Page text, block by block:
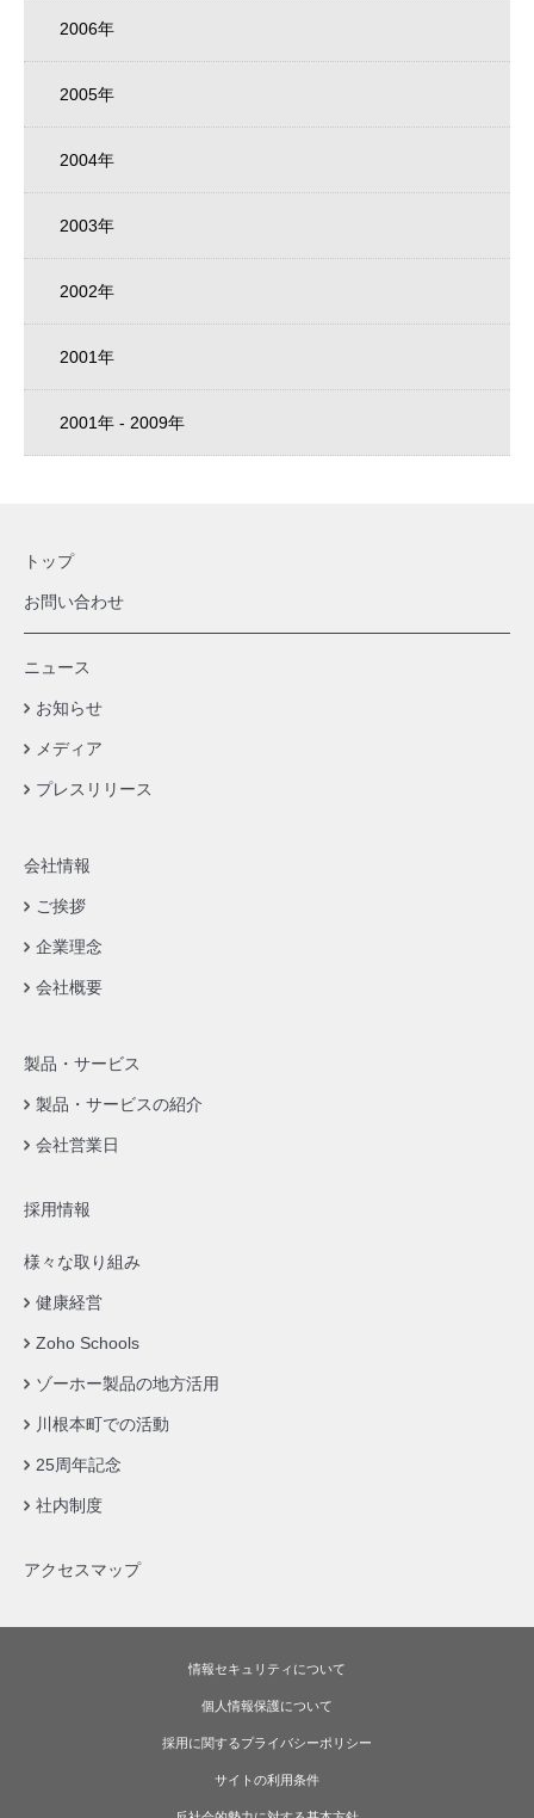
2006年
2005年
2004年
2003年
2002年
2001年
2001年 - 2009年
トップ
お問い合わせ
ニュース
お知らせ
メディア
プレスリリース
会社情報
ご挨拶
企業理念
会社概要
製品・サービス
製品・サービスの紹介
会社営業日
採用情報
様々な取り組み
健康経営
Zoho Schools
ゾーホー製品の地方活用
川根本町での活動
25周年記念
社内制度
アクセスマップ
情報セキュリティについて
個人情報保護について
採用に関するプライバシーポリシー
サイトの利用条件